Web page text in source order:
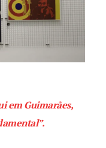
em Guimarães,